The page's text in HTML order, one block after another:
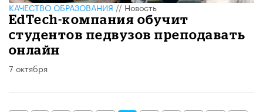
КАЧЕСТВО ОБРАЗОВАНИЯ//Новость
EdTech-компания обучит
студентов педвузов преподавать
онлайн
7 октября